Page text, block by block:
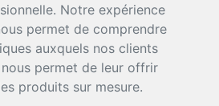
Notre expérience
permet de comprendre
auxquels nos clients
permet de leur offrir
produits sur mesure.